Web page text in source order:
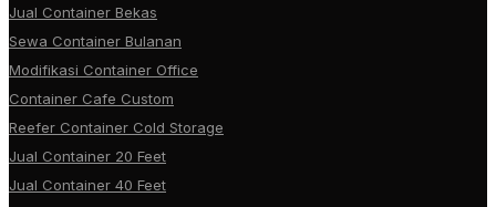
Jual Container Bekas
Sewa Container Bulanan
Modifikasi Container Office
Container Cafe Custom
Reefer Container Cold Storage
Jual Container 20 Feet
Jual Container 40 Feet